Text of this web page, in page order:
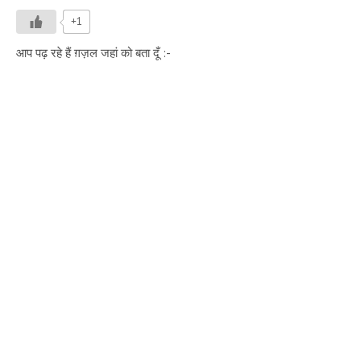
+1
आप पढ़ रहे हैं ग़ज़ल जहां को बता दूँ :-